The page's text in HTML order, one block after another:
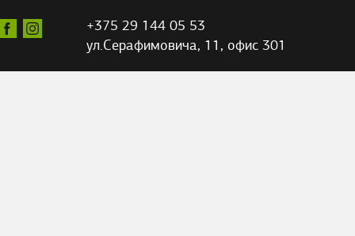
+375 29 144 05 53
ул.Серафимовича, 11, офис 301